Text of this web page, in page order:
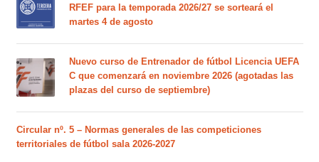
RFEF para la temporada 2026/27 se sorteará el
martes 4 de agosto
Nuevo curso de Entrenador de fútbol Licencia UEFA
C que comenzará en noviembre 2026 (agotadas las
plazas del curso de septiembre)
Circular nº. 5 – Normas generales de las competiciones
territoriales de fútbol sala 2026-2027